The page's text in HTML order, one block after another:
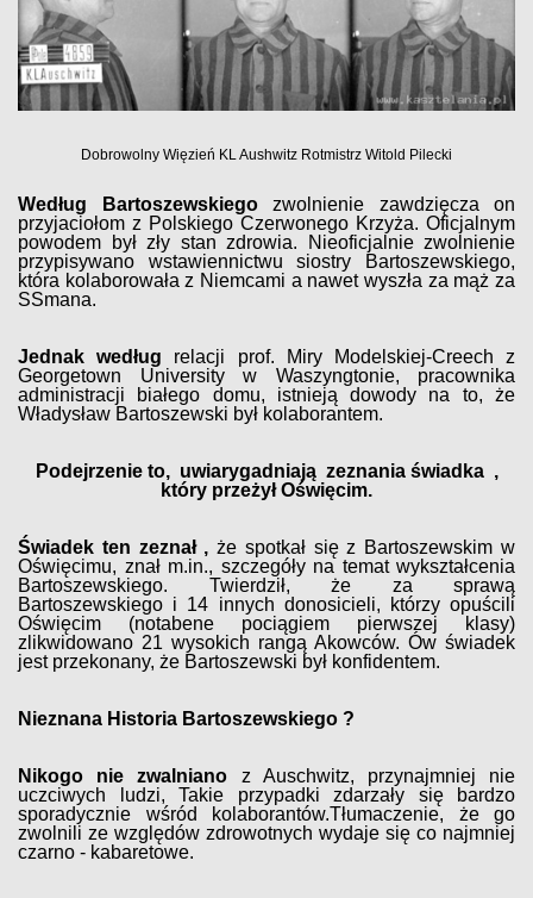
Dobrowolny Więzień KL Aushwitz Rotmistrz Witold Pilecki
Według Bartoszewskiegozwolnienie zawdzięcza on
przyjaciołom z Polskiego Czerwonego Krzyża. Oficjalnym
powodem był zły stan zdrowia. Nieoficjalnie zwolnienie
przypisywano wstawiennictwu siostry Bartoszewskiego,
która kolaborowała z Niemcami a nawet wyszła za mąż za
SSmana.
Jednak według relacji prof. Miry Modelskiej-Creech z
Georgetown University w Waszyngtonie, pracownika
administracji białego domu, istnieją dowody na to, że
Władysław Bartoszewski był kolaborantem.
Podejrzenie to, uwiarygadniają zeznania świadka ,
który przeżył Oświęcim.
Świadek ten zeznał , że spotkał się z Bartoszewskim w
Oświęcimu, znał m.in., szczegóły na temat wykształcenia
Bartoszewskiego. Twierdził, że za sprawą
Bartoszewskiego i 14 innych donosicieli, którzy opuścili
Oświęcim (notabene pociągiem pierwszej klasy)
zlikwidowano 21 wysokich rangą Akowców. Ów świadek
jest przekonany, że Bartoszewski był konfidentem.
Nieznana Historia Bartoszewskiego ?
Nikogo nie zwalniano z Auschwitz, przynajmniej nie
uczciwych ludzi, Takie przypadki zdarzały się bardzo
sporadycznie wśród kolaborantów.Tłumaczenie, że go
zwolnili ze względów zdrowotnych wydaje się co najmniej
czarno - kabaretowe.